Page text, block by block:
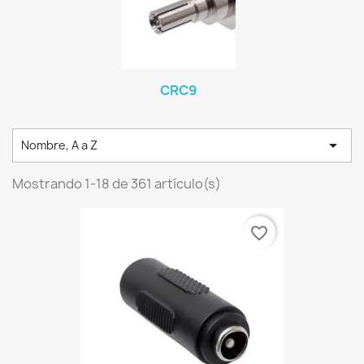
CRC9
Nombre, A a Z 
Mostrando 1-18 de 361 artículo(s)
favorite_border